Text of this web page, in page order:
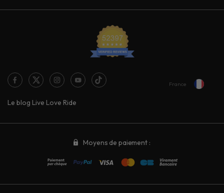
Le blog Live Love Ride
France
Moyens de paiement :